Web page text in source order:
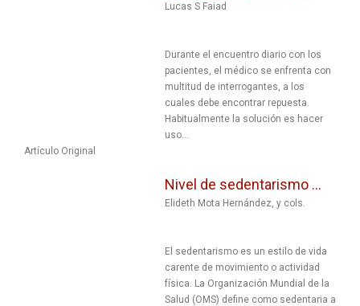
Lucas S Faiad
Durante el encuentro diario con los
pacientes, el médico se enfrenta con
multitud de interrogantes, a los
cuales debe encontrar repuesta.
Habitualmente la solución es hacer
uso...
Artículo Original
Nivel de sedentarismo ...
Elideth Mota Hernández, y cols.
El sedentarismo es un estilo de vida
carente de movimiento o actividad
física. La Organización Mundial de la
Salud (OMS) define como sedentaria a